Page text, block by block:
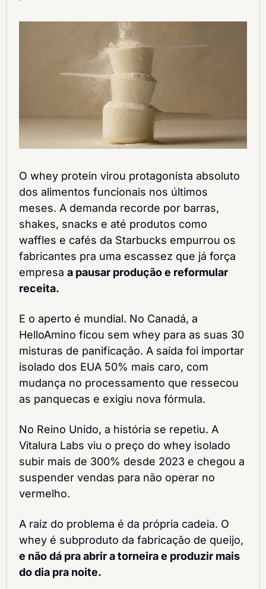
O whey protein virou protagonista absoluto
dos alimentos funcionais nos últimos
meses. A demanda recorde por barras,
shakes, snacks e até produtos como
waffles e cafés da Starbucks empurrou os
fabricantes pra uma escassez que já força
empresa a pausar produção e reformular
receita.
E o aperto é mundial. No Canadá, a
HelloAmino ficou sem whey para as suas 30
misturas de panificação. A saída foi importar
isolado dos EUA 50% mais caro, com
mudança no processamento que ressecou
as panquecas e exigiu nova fórmula.
No Reino Unido, a história se repetiu. A
Vitalura Labs viu o preço do whey isolado
subir mais de 300% desde 2023 e chegou a
suspender vendas para não operar no
vermelho.
A raiz do problema é da própria cadeia. O
e não dá pra abrir a torneira e produzir mais
do dia pra noite.